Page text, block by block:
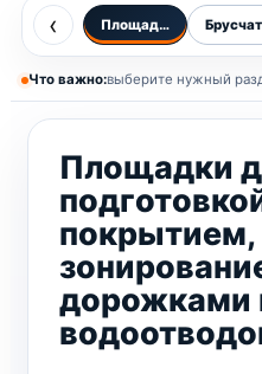
‹ Площадки для отдыха
Что важно:выберите нужный
Площадки
покрытием,
дорожками